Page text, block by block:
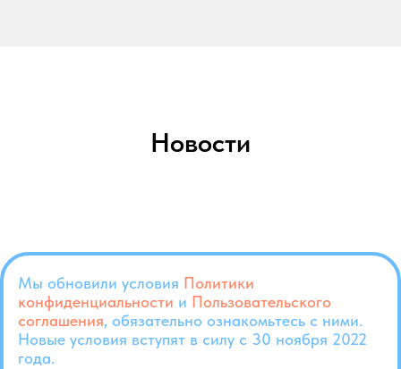
Новости
Мы обновили условия Политики
конфиденциальности и Пользовательского
соглашения, обязательно ознакомьтесь с ними.
Новые условия вступят в силу с 30 ноября 2022
года.